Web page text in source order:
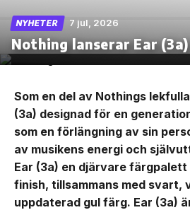
NYHETER 7 jul, 2026
Nothing lanserar Ear (3a)
Som en del av Nothings
(3a) designad för en
som en förlängning av sin
av musikens energi och
Ear (3a) en djärvare färgpalett
finish, tillsammans med svart,
uppdaterad gul färg. Ear (3a)